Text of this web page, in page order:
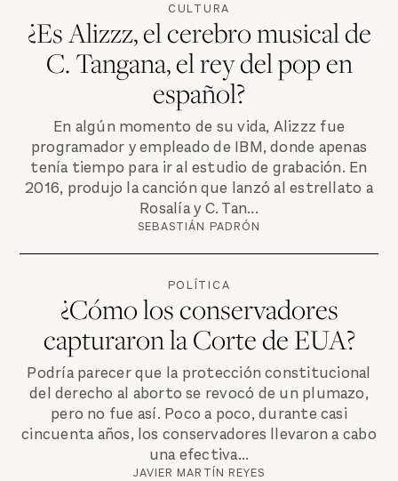
CULTURA
¿Es Alizzz, el cerebro musical de
C. Tangana, el rey del pop en
español?
En algún momento de su vida, Alizzz fue
programador y empleado de IBM, donde apenas
tenía tiempo para ir al estudio de grabación. En
2016, produjo la canción que lanzó al estrellato a
Rosalía y C. Tan...
SEBASTIÁN PADRÓN
POLÍTICA
¿Cómo los conservadores
capturaron la Corte de EUA?
Podría parecer que la protección constitucional
del derecho al aborto se revocó de un plumazo,
pero no fue así. Poco a poco, durante casi
cincuenta años, los conservadores llevaron a cabo
una efectiva...
JAVIER MARTÍN REYES